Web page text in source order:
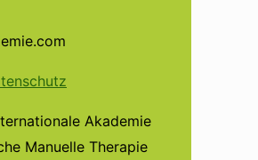
Akademie
Manuelle Therapie